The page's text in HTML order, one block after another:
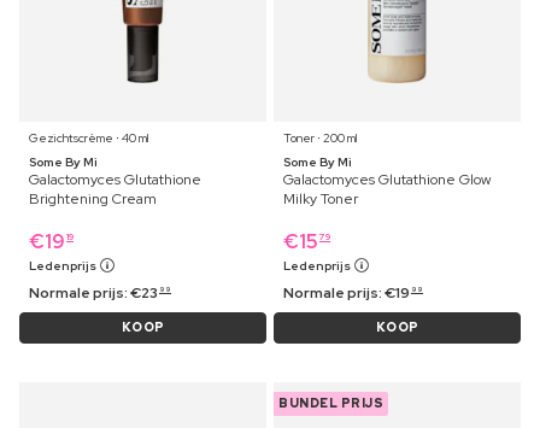
Gezichtscrème ⋅ 40 ml
Some By Mi
Galactomyces Glutathione
Brightening Cream
€19 19
Ledenprijs
Normale prijs:€23 99
KOOP
Toner ⋅ 200 ml
Some By Mi
Galactomyces Glutathione Glow
Milky Toner
€15 79
Ledenprijs
Normale prijs:€19 99
KOOP
BUNDEL PRIJS